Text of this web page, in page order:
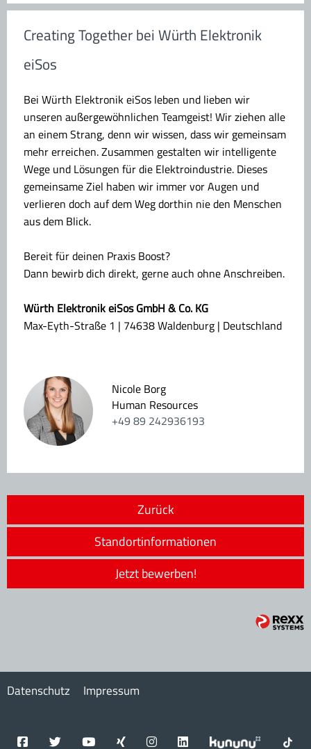
Creating Together bei Würth Elektronik
eiSos
Bei Würth Elektronik eiSos leben und lieben wir
unseren außergewöhnlichen Teamgeist! Wir ziehen alle
an einem Strang, denn wir wissen, dass wir gemeinsam
mehr erreichen. Zusammen gestalten wir intelligente
Wege und Lösungen für die Elektroindustrie. Dieses
gemeinsame Ziel haben wir immer vor Augen und
verlieren doch auf dem Weg dorthin nie den Menschen
aus dem Blick.
Bereit für deinen Praxis Boost?
Dann bewirb dich direkt, gerne auch ohne Anschreiben.
Würth Elektronik eiSos GmbH & Co. KG
Max-Eyth-Straße 1 | 74638 Waldenburg | Deutschland
Nicole Borg
Human Resources
+49 89 242936193
Standortinformationen
Zurück
Jetzt bewerben!
Datenschutz Impressum